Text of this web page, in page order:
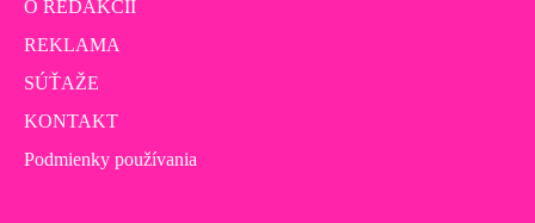
O REDAKCII
REKLAMA
SÚŤAŽE
KONTAKT
Podmienky používania